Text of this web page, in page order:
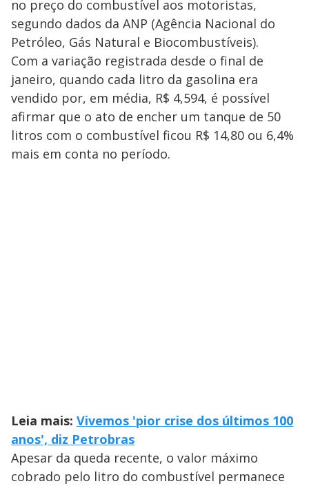
no preço do combustível aos motoristas,
segundo dados da ANP (Agência Nacional do
Petróleo, Gás Natural e Biocombustíveis).
Com a variação registrada desde o final de
janeiro, quando cada litro da gasolina era
vendido por, em média, R$ 4,594, é possível
afirmar que o ato de encher um tanque de 50
litros com o combustível ficou R$ 14,80 ou 6,4%
mais em conta no período.
Leia mais: Vivemos 'pior crise dos últimos 100
anos', diz Petrobras
Apesar da queda recente, o valor máximo
cobrado pelo litro do combustível permanece